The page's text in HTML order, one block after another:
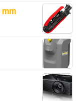
mm